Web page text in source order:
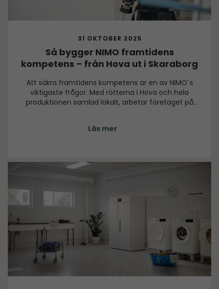
31 OKTOBER 2025
Så bygger NIMO framtidens
kompetens – från Hova ut i Skaraborg
Att säkra framtidens kompetens är en av NIMO´s
viktigaste frågor. Med rötterna i Hova och hela
produktionen samlad lokalt, arbetar företaget på
Läs mer